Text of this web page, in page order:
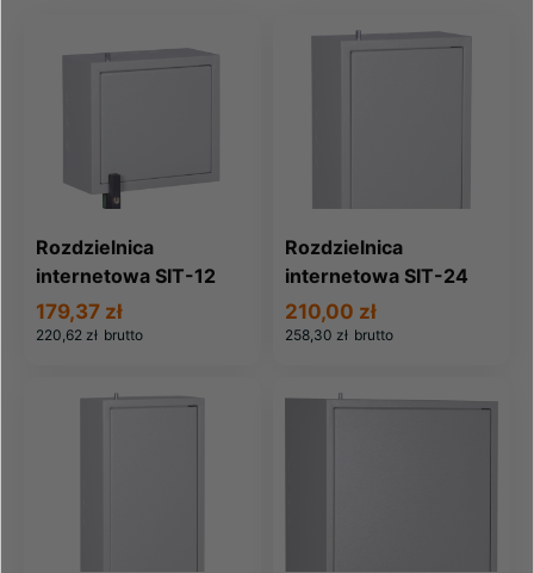
Rozdzielnica
internetowa SIT-12
220,62 zł brutto
179,37 zł
Rozdzielnica
internetowa SIT-24
258,30 zł brutto
210,00 zł